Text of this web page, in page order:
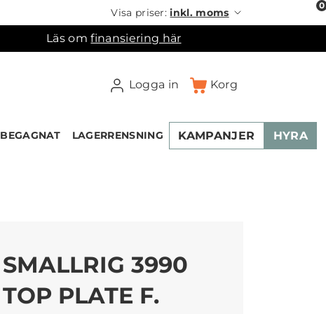
Visa priser:inkl. moms
Läs omfinansiering här
Logga in Korg
0
BEGAGNAT LAGERRENSNING KAMPANJER HYRA
SMALLRIG 3990
TOP PLATE F.